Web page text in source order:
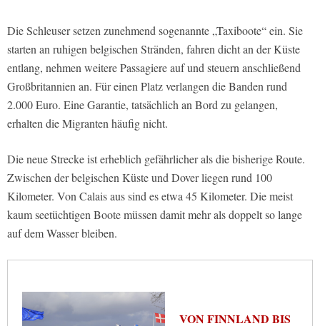
Die Schleuser setzen zunehmend sogenannte „Taxiboote“ ein. Sie
starten an ruhigen belgischen Stränden, fahren dicht an der Küste
entlang, nehmen weitere Passagiere auf und steuern anschließend
Großbritannien an. Für einen Platz verlangen die Banden rund
2.000 Euro. Eine Garantie, tatsächlich an Bord zu gelangen,
erhalten die Migranten häufig nicht.
Die neue Strecke ist erheblich gefährlicher als die bisherige Route.
Zwischen der belgischen Küste und Dover liegen rund 100
Kilometer. Von Calais aus sind es etwa 45 Kilometer. Die meist
kaum seetüchtigen Boote müssen damit mehr als doppelt so lange
auf dem Wasser bleiben.
VON FINNLAND BIS